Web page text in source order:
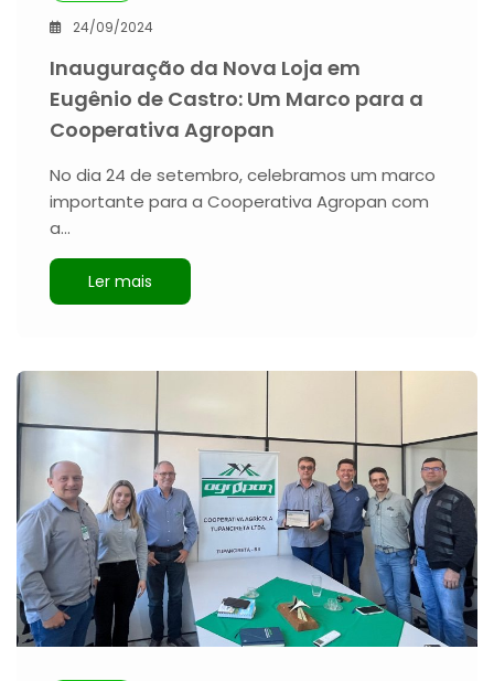
24/09/2024
Inauguração da Nova Loja em
Eugênio de Castro: Um Marco para a
Cooperativa Agropan
No dia 24 de setembro, celebramos um marco
importante para a Cooperativa Agropan com
a…
Ler mais